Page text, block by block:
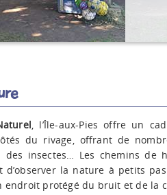
, l’Île-aux-Pies offre un
du rivage, offrant de
insectes… Les chemins de
la nature à petits
endroit protégé du bruit et de la